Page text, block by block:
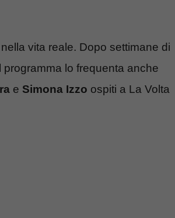
vita reale. Dopo settimane di
lo frequenta anche
e Simona Izzo ospiti a La Volta